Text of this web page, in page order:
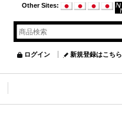
Other Sites:
ログイン 新規登録はこちら